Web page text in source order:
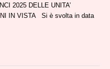
2025 DELLE UNITA’
IN VISTA Si è svolta in data